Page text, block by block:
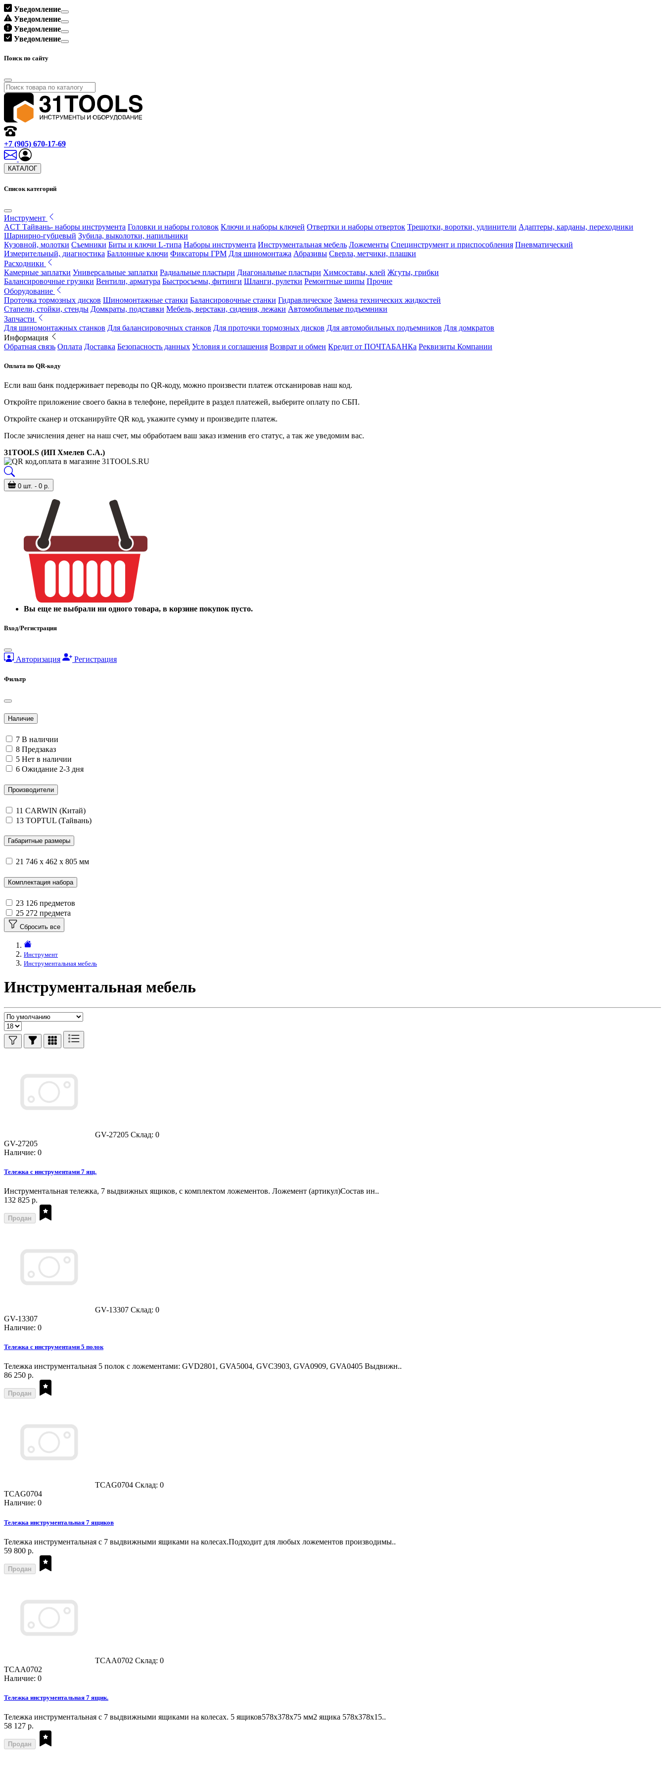
Уведомление
Уведомление
Уведомление
Уведомление
Поиск по сайту
+7 (905) 670-17-69
КАТАЛОГ
Список категорий
Инструмент
ACT Тайвань- наборы инструмента Головки и наборы головок Ключи и наборы ключей Отвертки и наборы отверток Трещотки, воротки, удлинители Адаптеры, карданы, переходники
Шарнирно-губцевый Зубила, выколотки, напильники
Кузовной, молотки Съемники Биты и ключи L-типа Наборы инструмента Инструментальная мебель Ложементы Специнструмент и приспособления Пневматический
Измерительный, диагностика Баллонные ключи Фиксаторы ГРМ Для шиномонтажа Абразивы Сверла, метчики, плашки
Расходники
Камерные заплатки Универсальные заплатки Радиальные пластыри Диагональные пластыри Химсоставы, клей Жгуты, грибки
Балансировочные грузики Вентили, арматура Быстросъемы, фитинги Шланги, рулетки Ремонтные шипы Прочие
Оборудование
Проточка тормозных дисков Шиномонтажные станки Балансировочные станки Гидравлическое Замена технических жидкостей
Стапели, стойки, стенды Домкраты, подставки Мебель, верстаки, сидения, лежаки Автомобильные подъемники
Запчасти
Для шиномонтажных станков Для балансировочных станков Для проточки тормозных дисков Для автомобильных подъемников Для домкратов
Информация
Обратная связь Оплата Доставка Безопасность данных Условия и соглашения Возврат и обмен Кредит от ПОЧТАБАНКа Реквизиты Компании
Оплата по QR-коду
Если ваш банк поддерживает переводы по QR-коду, можно произвести платеж отсканировав наш код.
Откройте приложение своего бакна в телефоне, перейдите в раздел платежей, выберите оплату по СБП.
Откройте сканер и отсканируйте QR код, укажите сумму и произведите платеж.
После зачисления денег на наш счет, мы обработаем ваш заказ изменив его статус, а так же уведомим вас.
31TOOLS (ИП Хмелев С.А.)
0 шт. - 0 р.
Вы еще не выбрали ни одного товара, в корзине покупок пусто.
Вход/Регистрация
Авторизация Регистрация
Фильтр
Наличие
7 В наличии
8 Предзаказ
5 Нет в наличии
6 Ожидание 2-3 дня
Производители
11 CARWIN (Китай)
13 TOPTUL (Тайвань)
Габаритные размеры
21 746 х 462 х 805 мм
Комплектация набора
23 126 предметов
25 272 предмета
Сбросить все
Инструмент
Инструментальная мебель
Инструментальная мебель
GV-27205 Склад: 0
GV-27205
Наличие: 0
Тележка с инструментами 7 ящ.
Инструментальная тележка, 7 выдвижных ящиков, с комплектом ложементов. Ложемент (артикул)Состав ин..
132 825 р.
Продан
GV-13307 Склад: 0
GV-13307
Наличие: 0
Тележка с инструментами 5 полок
Тележка инструментальная 5 полок с ложементами: GVD2801, GVA5004, GVC3903, GVA0909, GVA0405 Выдвижн..
86 250 р.
Продан
TCAG0704 Склад: 0
TCAG0704
Наличие: 0
Тележка инструментальная 7 ящиков
Тележка инструментальная с 7 выдвижными ящиками на колесах.Подходит для любых ложементов производимы..
59 800 р.
Продан
TCAA0702 Склад: 0
TCAA0702
Наличие: 0
Тележка инструментальная 7 ящик.
Тележка инструментальная с 7 выдвижными ящиками на колесах. 5 ящиков578х378х75 мм2 ящика 578х378х15..
58 127 р.
Продан